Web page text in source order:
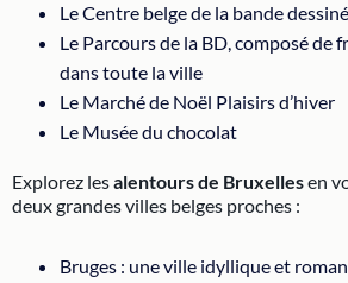
Le Centre belge de la bande
Le Parcours de la BD, composé de
dans toute la ville
Le Marché de Noël Plaisirs d’hiver
Le Musée du chocolat
Explorez lesalentours de Bruxellesen
deux grandes villes belges proches :
Bruges : une ville idyllique et